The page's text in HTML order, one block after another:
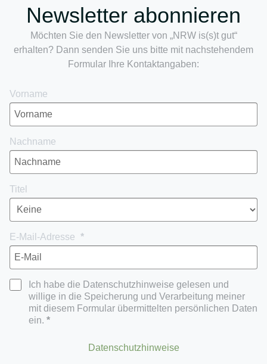
Newsletter abonnieren
Möchten Sie den Newsletter von „NRW is(s)t gut“
erhalten? Dann senden Sie uns bitte mit nachstehendem
Formular Ihre Kontaktangaben:
Vorname
Nachname
Titel
E-Mail-Adresse
Ich habe die Datenschutzhinweise gelesen und
willige in die Speicherung und Verarbeitung meiner
mit diesem Formular übermittelten persönlichen Daten
ein.
Datenschutzhinweise